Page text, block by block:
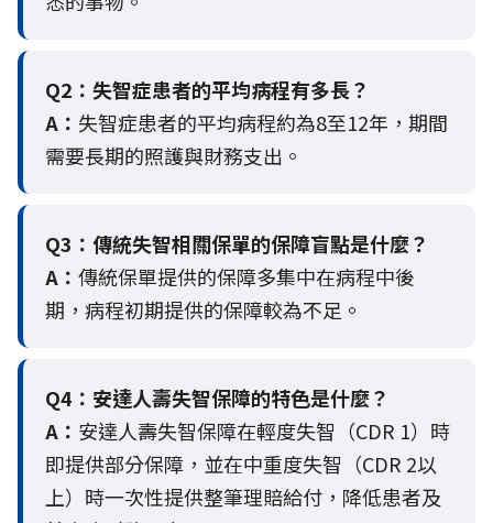
Q2： 失智症患者的平均病程有多長？
A： 失智症患者的平均病程約為8至12年，期間
需要長期的照護與財務支出。
Q3： 傳統失智相關保單的保障盲點是什麼？
A： 傳統保單提供的保障多集中在病程中後
期，病程初期提供的保障較為不足。
Q4： 安達人壽失智保障的特色是什麼？
A： 安達人壽失智保障在輕度失智（CDR 1）時
即提供部分保障，並在中重度失智（CDR 2以
上）時一次性提供整筆理賠給付，降低患者及